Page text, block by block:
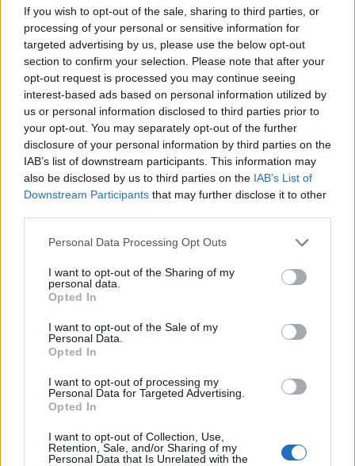
If you wish to opt-out of the sale, sharing to third parties, or
processing of your personal or sensitive information for
targeted advertising by us, please use the below opt-out
section to confirm your selection. Please note that after your
opt-out request is processed you may continue seeing
interest-based ads based on personal information utilized by
us or personal information disclosed to third parties prior to
your opt-out. You may separately opt-out of the further
disclosure of your personal information by third parties on the
IAB’s list of downstream participants. This information may
also be disclosed by us to third parties on the IAB’s List of
Downstream Participants that may further disclose it to other
Personal Data Processing Opt Outs
I want to opt-out of the Sharing of my
personal data.
Opted In
I want to opt-out of the Sale of my
Personal Data.
Opted In
I want to opt-out of processing my
Personal Data for Targeted Advertising.
Opted In
I want to opt-out of Collection, Use,
Retention, Sale, and/or Sharing of my
Personal Data that Is Unrelated with the
jag, på ett bord, en polisuniform som
skådespelaren Tomm...
Börja prenumerera för att läsa detta innehåll.
Starta din prenumerationhär
Eller logga in på ditt konto nedan:
Username or E-mail
Password
Remember Me
Forgot Password